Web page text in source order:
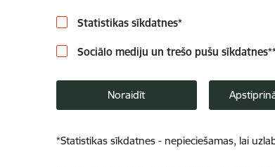
Statistikas sīkdatnes*
Sociālo mediju un trešo pušu sīkdatnes
Noraidīt
*Statistikas sīkdatnes - nepieciešamas, lai